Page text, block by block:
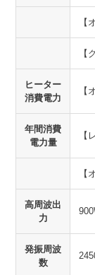
【
【
ヒーター
消費電力
【
年間消費
電力量
【
【
高周波出
力
発振周波
数